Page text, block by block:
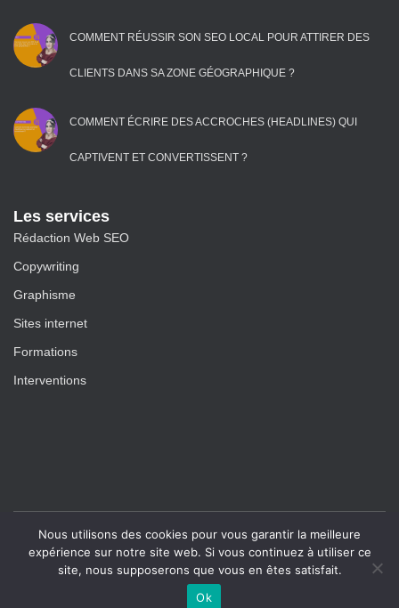
COMMENT RÉUSSIR SON SEO LOCAL POUR ATTIRER DES
CLIENTS DANS SA ZONE GÉOGRAPHIQUE ?
COMMENT ÉCRIRE DES ACCROCHES (HEADLINES) QUI
CAPTIVENT ET CONVERTISSENT ?
Les services
Rédaction Web SEO
Copywriting
Graphisme
Sites internet
Formations
Interventions
Blog |Plan du site
Copyright 2020 Tous les droits sont réservés
Nous utilisons des cookies pour vous garantir la meilleure
expérience sur notre site web. Si vous continuez à utiliser ce
site, nous supposerons que vous en êtes satisfait.
Ok